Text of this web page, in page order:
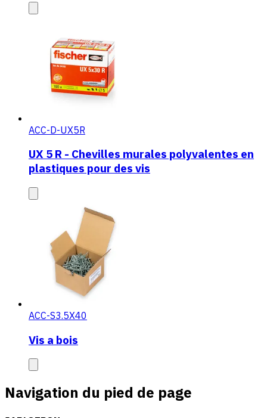
ACC-D-UX5R
UX 5 R - Chevilles murales polyvalentes en
plastiques pour des vis
ACC-S3.5X40
Vis a bois
Navigation du pied de page